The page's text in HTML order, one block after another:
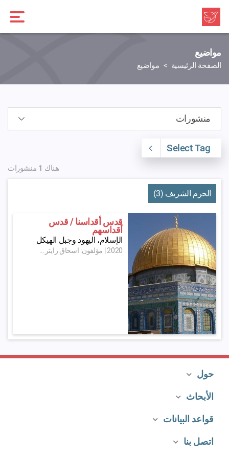
مواضيع
الصفحة الرئيسية مواضيع
Select Tag
هناك 1 منشورات
الحرم الشريف (3)
‫قدس أقداسنا / قدس
أقداسهم
الإسلام، اليهود وجبل الهيكل‬
2020
| مؤلفون: اسحاق رايتر...
حول
الأبحاث
قواعد البيانات
اتصل بنا